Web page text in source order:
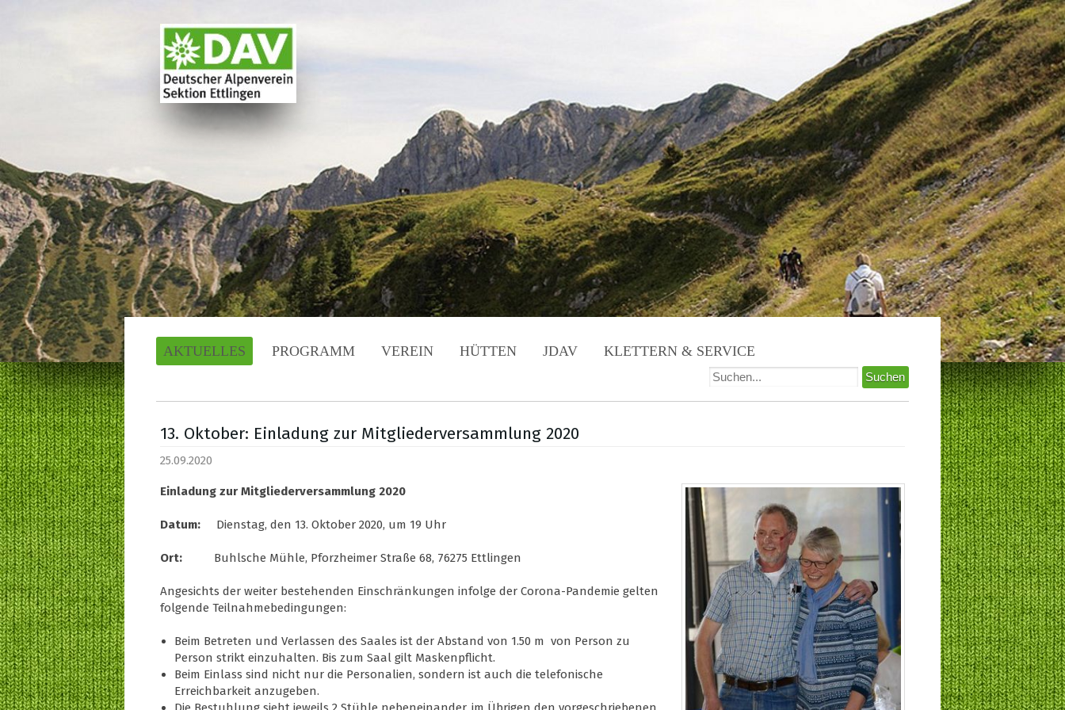
AKTUELLES PROGRAMM VEREIN HÜTTEN JDAV KLETTERN & SERVICE
13. Oktober: Einladung zur Mitgliederversammlung 2020
25.09.2020
Einladung zur Mitgliederversammlung 2020
Datum: Dienstag, den 13. Oktober 2020, um 19 Uhr
Ort: Buhlsche Mühle, Pforzheimer Straße 68, 76275 Ettlingen
Angesichts der weiter bestehenden Einschränkungen infolge der Corona-Pandemie gelten
folgende Teilnahmebedingungen:
Beim Betreten und Verlassen des Saales ist der Abstand von 1.50 m von Person zu
Person strikt einzuhalten. Bis zum Saal gilt Maskenpflicht.
Beim Einlass sind nicht nur die Personalien, sondern ist auch die telefonische
Erreichbarkeit anzugeben.